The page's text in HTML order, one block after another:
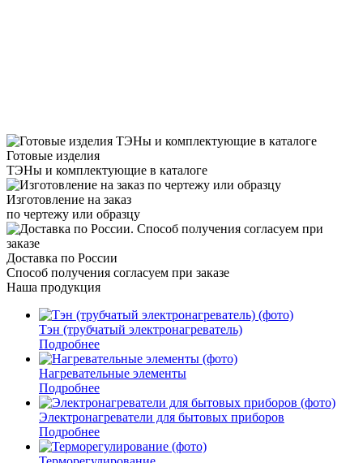
Готовые изделия
ТЭНы и комплектующие в каталоге
Изготовление на заказ
по чертежу или образцу
Доставка по России
Способ получения согласуем при заказе
Наша продукция
Тэн (трубчатый электронагреватель)
Подробнее
Нагревательные элементы
Подробнее
Электронагреватели для бытовых приборов
Подробнее